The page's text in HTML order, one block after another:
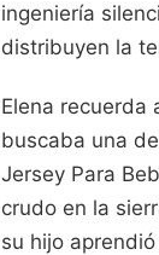
ingeniería
distribuyen la
Elena recuerda
buscaba una
Jersey Para
crudo en la
su hijo